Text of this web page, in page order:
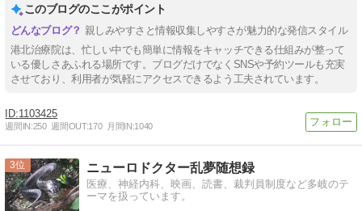
このブログのここがポイント
親しみやすさと情報収集しやすさが魅力的な発信スタイル
港北治療院は、忙しい中でも簡単に情報をキャッチできる仕組みが整って
いる優しさあふれる場所です。ブログだけでなくSNSや予約ツールも充実
させており、利用者が気軽にアクセスできるよう工夫されています。
1103425
週間IN:250 週間OUT:170 月間IN:1040
3 ニューロドクター乱夢随想録
医療、神経内科、映画、読書、裁判員制度など多岐のテ
ーマを扱っています。